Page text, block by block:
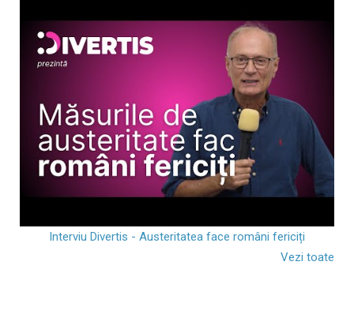
Interviu Divertis - Austeritatea face români fericiți
Vezi toate